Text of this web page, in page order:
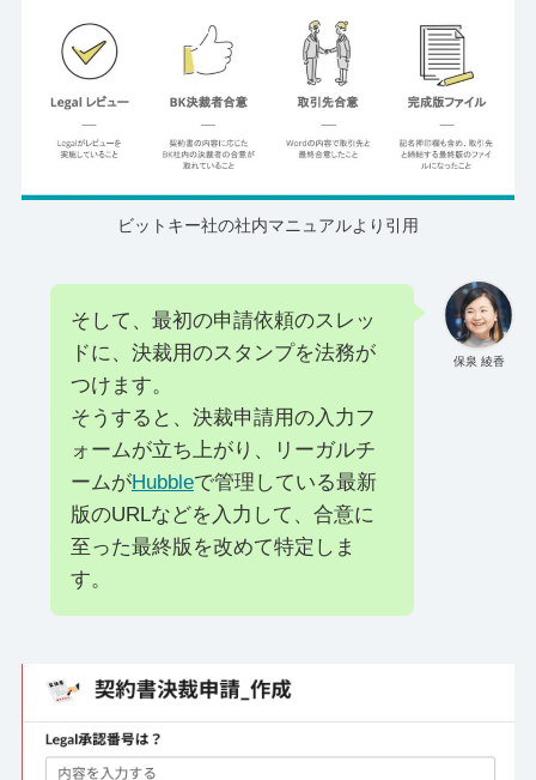
ビットキー社の社内マニュアルより引用
保泉 綾香
そして、最初の申請依頼のスレッ
ドに、決裁用のスタンプを法務が
つけます。
そうすると、決裁申請用の入力フ
ォームが立ち上がり、リーガルチ
ームがHubbleで管理している最新
版のURLなどを入力して、合意に
至った最終版を改めて特定しま
す。